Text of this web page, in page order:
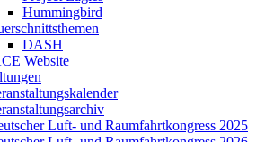
Hummingbird
DASH
Website
Luft- und Raumfahrtkongress 2025